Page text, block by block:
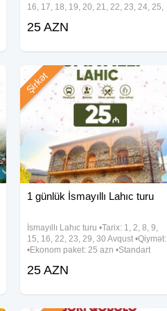
16, 17, 18, 19, 20, 21, 22, 23, 24, 25,
•Ekonom paket: 25 azn •Standart
25 AZN
1 günlük İsmayıllı Lahıc turu
İsmayıllı Lahıc turu •Tarix: 1, 2, 8, 9,
15, 16, 22, 23, 29, 30 Avqust •Qiymət:
•Ekonom paket: 25 azn •Standart
•Nəqliyyat xidməti •Ekskursiyalar
Şirkət
25 AZN